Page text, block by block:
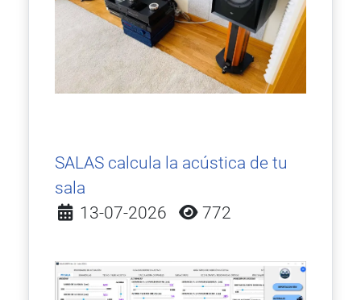
SALAS calcula la acústica de tu
sala
Detalles
13-07-2026 772